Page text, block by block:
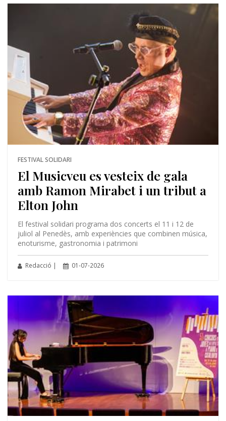
FESTIVAL SOLIDARI
El Musicveu es vesteix de gala
amb Ramon Mirabet i un tribut a
Elton John
El festival solidari programa dos concerts el 11 i 12 de
juliol al Penedès, amb experiències que combinen música,
enoturisme, gastronomia i patrimoni
Redacció | 01-07-2026